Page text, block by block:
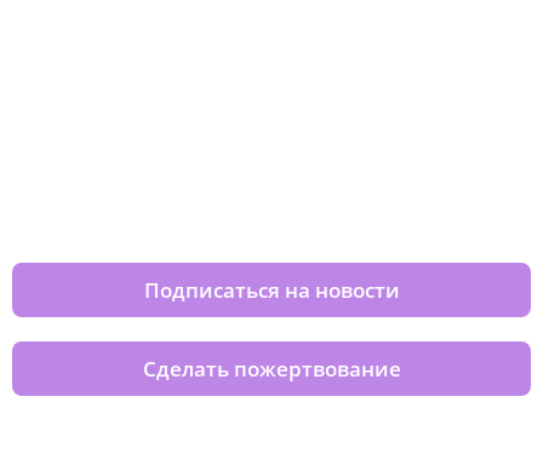
Подписаться на новости
Сделать пожертвование